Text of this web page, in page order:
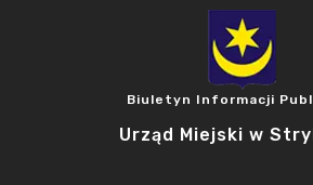
Biuletyn Informacji
Urząd Miejski w